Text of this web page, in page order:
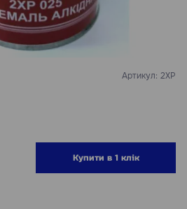
Артикул: 2ХР
Купити в 1 клік